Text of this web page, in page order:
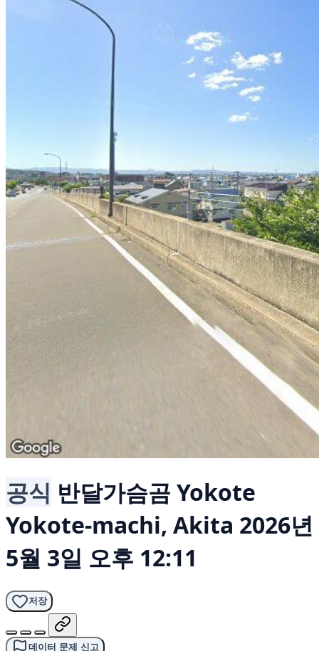
공식 반달가슴곰 Yokote
Yokote-machi, Akita 2026년
5월 3일 오후 12:11
저장
데이터 문제 신고